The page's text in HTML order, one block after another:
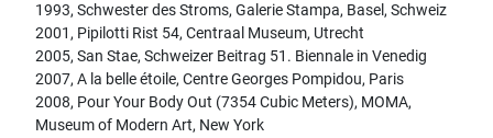
1993, Schwester des Stroms, Galerie Stampa, Basel, Schweiz
2001, Pipilotti Rist 54, Centraal Museum, Utrecht
2005, San Stae, Schweizer Beitrag 51. Biennale in Venedig
2007, A la belle étoile, Centre Georges Pompidou, Paris
2008, Pour Your Body Out (7354 Cubic Meters), MOMA,
Museum of Modern Art, New York